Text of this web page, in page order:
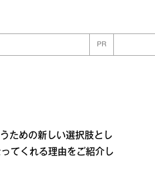
PR
ための新しい選択肢とし
てくれる理由をご紹介し